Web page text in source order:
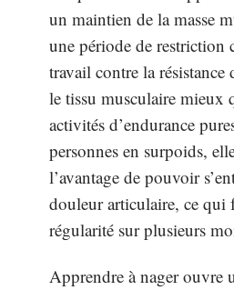
un maintien de la masse
une période de restriction
travail contre la résistance
le tissu musculaire mieux
activités d’endurance
personnes en surpoids,
l’avantage de pouvoir
douleur articulaire, ce qui
régularité sur plusieurs
Apprendre à nager ouvre